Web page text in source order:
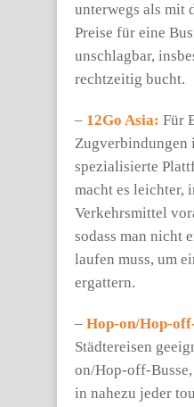
unterwegs als mit
Preise für eine
unschlagbar,
rechtzeitig bucht.
– 12Go Asia: Für
Zugverbindungen
spezialisierte
macht es leichter,
Verkehrsmittel
sodass man nicht
laufen muss, um
ergattern.
– Hop-on/Hop-
Städtereisen
on/Hop-off-
in nahezu jeder